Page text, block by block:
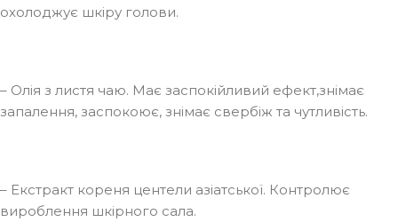
охолоджує шкіру голови.
– Олія з листя чаю. Має заспокійливий ефект,знімає
запалення, заспокоює, знімає свербіж та чутливість.
– Екстракт кореня центели азіатської. Контролює
вироблення шкірного сала.